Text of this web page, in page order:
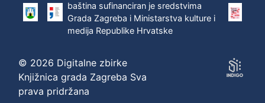
baština sufinanciran je sredstvima
Grada Zagreba i Ministarstva kulture i
medija Republike Hrvatske
© 2026 Digitalne zbirke
Knjižnica grada Zagreba Sva
prava pridržana